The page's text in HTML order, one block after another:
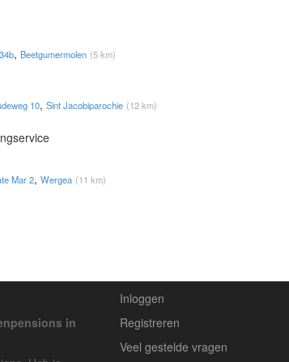
, Beetgumermolen (5 km)
10, Sint Jacobiparochie (12 km)
Mar 2, Wergea (11 km)
in
Inloggen
Registreren
Veel gestelde vragen